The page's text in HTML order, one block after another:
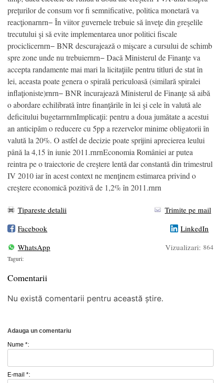
preţurilor de consum vor fi semnificative, politica monetară va
reacţionarnrn− În viitor guvernele trebuie să înveţe din greşelile
trecutului şi să evite implementarea unor politici fiscale
prociclicernrn− BNR descurajează o mişcare a cursului de schimb
spre zone unde nu trebuiernrn− Dacă Ministerul de Finanţe va
accepta randamente mai mari la licitaţiile pentru titluri de stat în
lei, aceasta poate genera o spirală periculoasă (similară spiralei
inflaţioniste)rnrn− BNR încurajează Ministerul de Finanţe să aibă
o abordare echilibrată între finanţările în lei şi cele în valută ale
deficitului bugetarrnrnImplicaţii: pentru a doua jumătate a acestui
an anticipăm o reducere cu 5pp a rezervelor minime obligatorii în
valută la 20%. O astfel de decizie poate sprijini aprecierea leului
până la 4,15 în iunie 2011.rnrnEconomia României ar putea
reintra pe o traiectorie de creştere lentă dar constantă din trimestrul
IV 2010 iar în acest context ne menţinem estimarea privind o
creştere economică pozitivă de 1,2% în 2011.rnrn
Tipareste detalii
Trimite pe mail
Facebook
LinkedIn
WhatsApp
Vizualizari: 864
Taguri:
Comentarii
Nu există comentarii pentru această știre.
Adauga un comentariu
Nume *:
E-mail *: